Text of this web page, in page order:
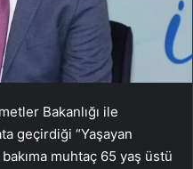
Bakanlığı ile
geçirdiği “Yaşayan
muhtaç 65 yaş üstü